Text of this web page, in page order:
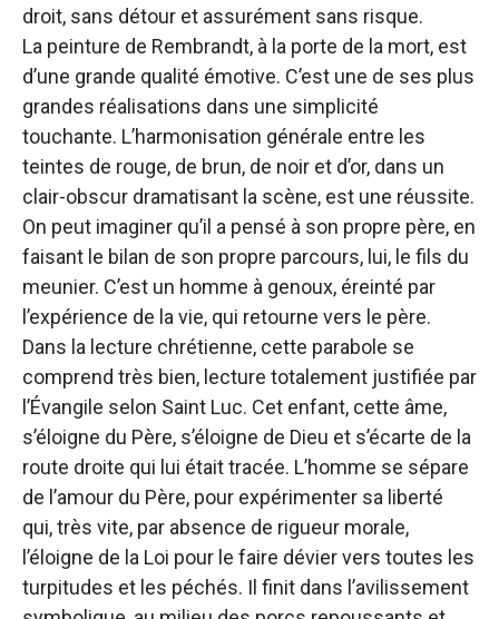
droit, sans détour et assurément sans risque.
La peinture de Rembrandt, à la porte de la mort, est
d’une grande qualité émotive. C’est une de ses plus
grandes réalisations dans une simplicité
touchante. L’harmonisation générale entre les
teintes de rouge, de brun, de noir et d’or, dans un
clair-obscur dramatisant la scène, est une réussite.
On peut imaginer qu’il a pensé à son propre père, en
faisant le bilan de son propre parcours, lui, le fils du
meunier. C’est un homme à genoux, éreinté par
l’expérience de la vie, qui retourne vers le père.
Dans la lecture chrétienne, cette parabole se
comprend très bien, lecture totalement justifiée par
l’Évangile selon Saint Luc. Cet enfant, cette âme,
s’éloigne du Père, s’éloigne de Dieu et s’écarte de la
route droite qui lui était tracée. L’homme se sépare
de l’amour du Père, pour expérimenter sa liberté
qui, très vite, par absence de rigueur morale,
l’éloigne de la Loi pour le faire dévier vers toutes les
turpitudes et les péchés. Il finit dans l’avilissement